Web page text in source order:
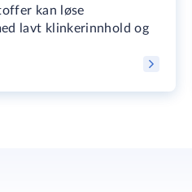
kan løse
lavt klinkerinnhold og